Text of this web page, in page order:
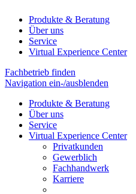
Produkte & Beratung
Über uns
Service
Virtual Experience Center
Fachbetrieb finden
Navigation ein-/ausblenden
Produkte & Beratung
Über uns
Service
Virtual Experience Center
Privatkunden
Gewerblich
Fachhandwerk
Karriere